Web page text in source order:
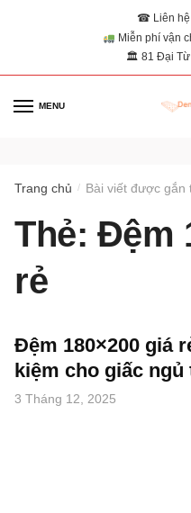
☎ Liên hệ
Miễn phí vận
🏛 81 Đại Từ
MENU
Trang chủ / Bài viết được gắn
Thẻ: Đệm
rẻ
Đệm 180×200 giá
kiệm cho giấc ngủ
3 Tháng 12, 2025